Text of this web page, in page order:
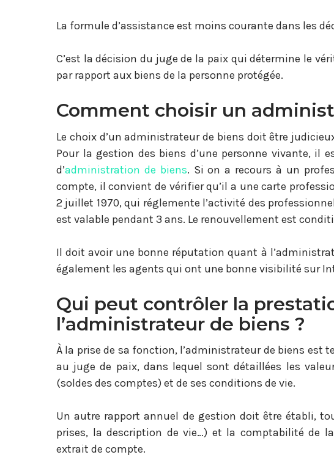
La formule d’assistance est moins courante dans les
C’est la décision du juge de la paix qui détermine le
par rapport aux biens de la personne protégée.
Comment choisir un
Le choix d’un administrateur de biens doit être
Pour la gestion des biens d’une personne vivante, il
d’administration de biens. Si on a recours à un
compte, il convient de vérifier qu’il a une carte
2 juillet 1970, qui réglemente l’activité des
est valable pendant 3 ans. Le renouvellement est
Il doit avoir une bonne réputation quant à
également les agents qui ont une bonne visibilité sur
Qui peut contrôler la
l’administrateur de biens ?
À la prise de sa fonction, l’administrateur de biens est
au juge de paix, dans lequel sont détaillées les
(soldes des comptes) et de ses conditions de vie.
Un autre rapport annuel de gestion doit être établi,
prises, la description de vie…) et la comptabilité de
extrait de compte.